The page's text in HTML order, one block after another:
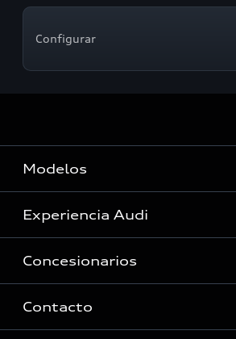
Configurar
Modelos
Modelos
Experiencia Audi
Historia
Innovación Audi
Tecnologia quattro®
Concesionarios
Servicio Post Venta
Contacto